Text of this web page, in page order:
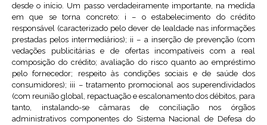
desde o início. Um passo verdadeiramente importante, na medida
em que se torna concreto: i – o estabelecimento do crédito
responsável (caracterizado pelo dever de lealdade nas informações
prestadas pelos intermediários); ii – a inserção de prevenção (com
vedações publicitárias e de ofertas incompatíveis com a real
composição do crédito; avaliação do risco quanto ao empréstimo
pelo fornecedor; respeito às condições sociais e de saúde dos
consumidores); iii – tratamento promocional aos superendividados
(com reunião global, repactuação e escalonamento dos débitos, para
tanto, instalando-se câmaras de conciliação nos órgãos
administrativos componentes do Sistema Nacional de Defesa do